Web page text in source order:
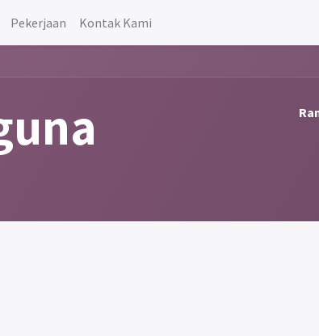
Pekerjaan Kontak Kami